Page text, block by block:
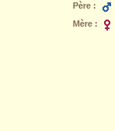
Père :
Mère :